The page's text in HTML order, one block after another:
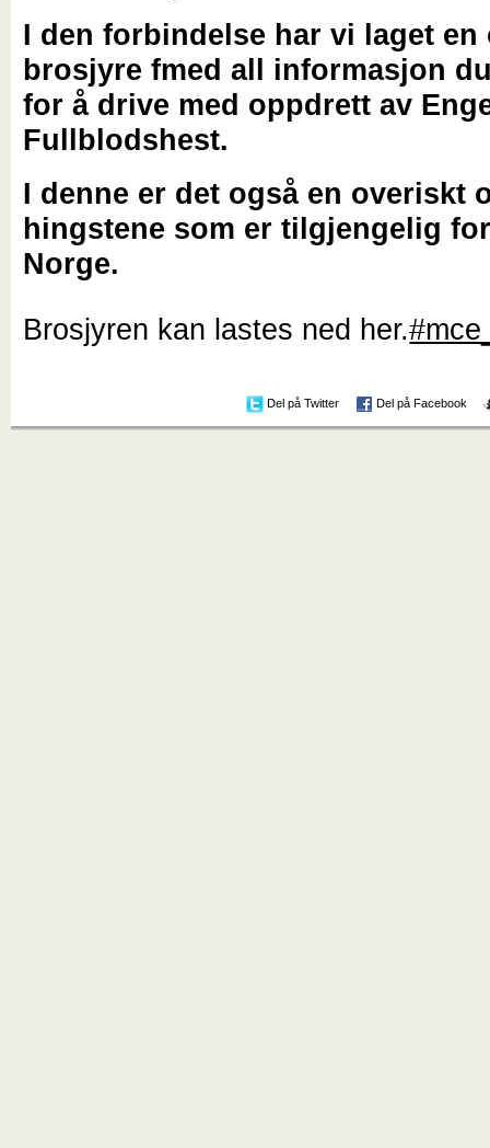
I den forbindelse har vi laget en
brosjyre fmed all informasjon
for å drive med oppdrett av
Fullblodshest.
I denne er det også en overiskt
hingstene som er tilgjengelig
Norge.
Brosjyren kan lastes ned her.
Del på Twitter Del på Facebook